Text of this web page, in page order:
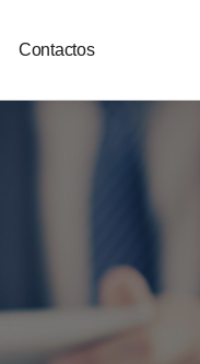
Contactos